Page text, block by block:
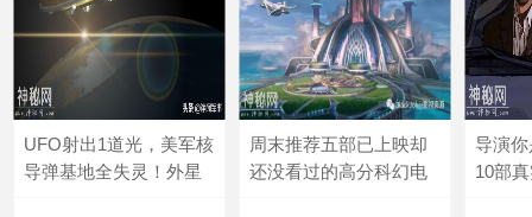
UFO射出1道光，美军核
导弹基地全失灵！外星
周末推荐五部已上映却
还没看过的高分科幻电
导演
10部